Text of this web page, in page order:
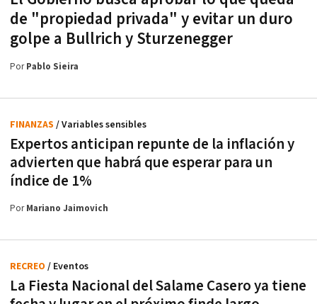
de "propiedad privada" y evitar un duro
golpe a Bullrich y Sturzenegger
PorPablo Sieira
Expertos anticipan repunte de la inflación y
advierten que habrá que esperar para un
índice de 1%
FINANZAS / Variables sensibles
PorMariano Jaimovich
La Fiesta Nacional del Salame Casero ya tiene
RECREO / Eventos